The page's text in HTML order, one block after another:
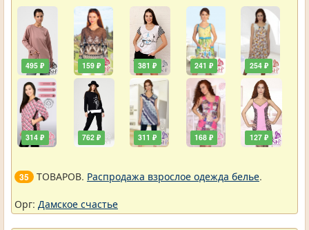
495 ₽
314 ₽
159 ₽
762 ₽
381 ₽
311 ₽
241 ₽
168 ₽
254 ₽
127 ₽
35 ТОВАРОВ. Распродажа взрослое одежда белье.
Орг: Дамское счастье